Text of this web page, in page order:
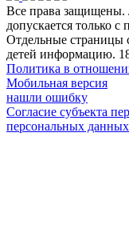
Все права защищены.
допускается только с
Отдельные страницы
детей информацию.
Политика в
Мобильная версия
нашли ошибку
Согласие субъекта
персональных данных